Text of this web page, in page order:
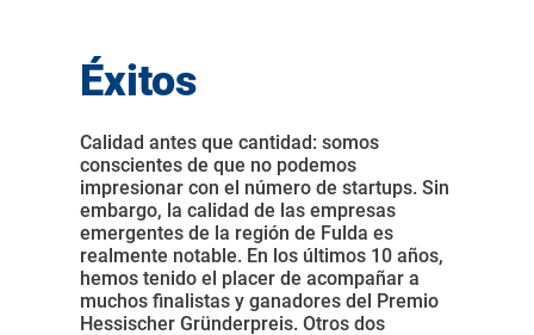
Éxitos
Calidad antes que cantidad: somos
conscientes de que no podemos
impresionar con el número de startups. Sin
embargo, la calidad de las empresas
emergentes de la región de Fulda es
realmente notable. En los últimos 10 años,
hemos tenido el placer de acompañar a
muchos finalistas y ganadores del Premio
Hessischer Gründerpreis. Otros dos